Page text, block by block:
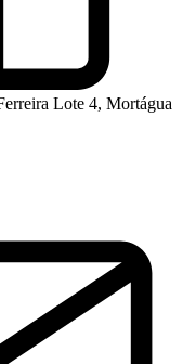
Lote 4, Mortágua